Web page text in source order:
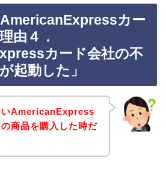
カー
由４．
カード会社の不
起動した」
いAmericanExpress
商品を購入した時だ